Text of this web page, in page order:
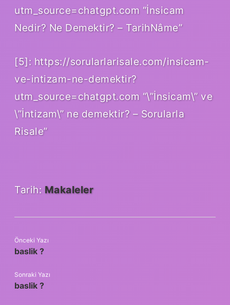
utm_source=chatgpt.com “İnsicam
Nedir? Ne Demektir? – TarihNâme”
[5]: https://sorularlarisale.com/insicam-
ve-intizam-ne-demektir?
utm_source=chatgpt.com “\”İnsicam\” ve
\”İntizam\” ne demektir? – Sorularla
Risale”
Tarih: Makaleler
Önceki Yazı
baslik ?
Sonraki Yazı
baslik ?